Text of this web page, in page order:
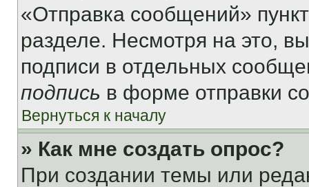
«Отправка сообщений»
разделе. Несмотря на это,
подписи в отдельных
подпись в форме отправки
Вернуться к началу
» Как мне создать опрос?
При создании темы или